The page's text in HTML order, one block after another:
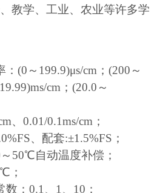
教学、工业、农业等许多学
(0～199.9)μs/cm；(200～
cm；(20.0～
、0.01/0.1ms/cm；
、配套:±1.5%FS；
50℃自动温度补偿；
；
：0.1、1、10；